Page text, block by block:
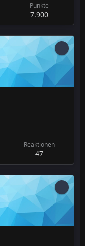
Punkte
7.900
Reaktionen
47